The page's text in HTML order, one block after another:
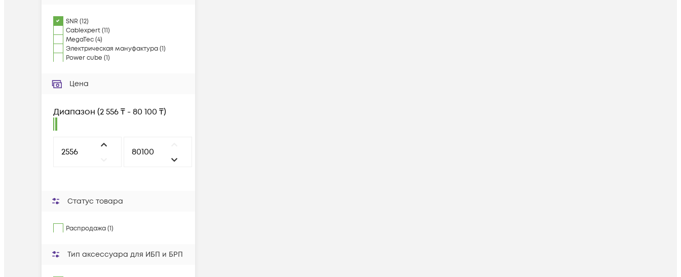
SNR (12)
Cablexpert(11)
MegaTec(4)
Электрическая мануфактура(1)
Power cube (1)
Цена
Диапазон (2 556 ₸ - 80 100 ₸)
Статус товара
Распродажа (1)
Тип аксессуара для ИБП и БРП